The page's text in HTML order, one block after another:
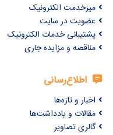
میزخدمت الکترونیک
عضویت در سایت
پشتیبانی خدمات الکترونیک
مناقصه و مزایده جاری
اطلاع‌رسانی
اخبار و تازه‌ها
مقالات و یادداشت‌ها
گالری تصاویر